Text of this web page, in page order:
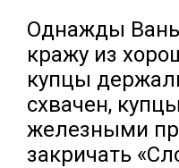
Однажды
кражу из
купцы
схвачен,
железными
закричать